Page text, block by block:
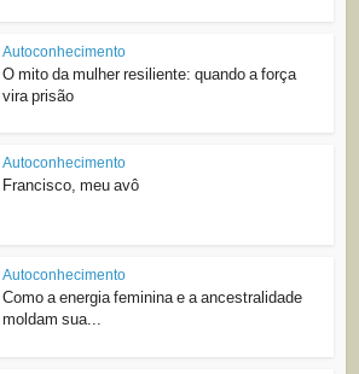
Autoconhecimento
O mito da mulher resiliente: quando a força
vira prisão
Autoconhecimento
Francisco, meu avô
Autoconhecimento
Como a energia feminina e a ancestralidade
moldam sua...